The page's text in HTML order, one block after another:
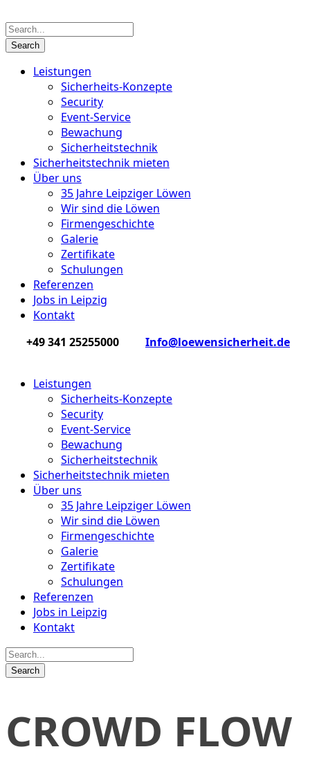
Leistungen
Sicherheits-Konzepte
Security
Event-Service
Bewachung
Sicherheits­technik
Sicherheitstechnik mieten
Über uns
35 Jahre Leipziger Löwen
Wir sind die Löwen
Firmengeschichte
Galerie
Zertifikate
Schulungen
Referenzen
Jobs in Leipzig
Kontakt
+49 341 25255000
Info@loewensicherheit.de
Leistungen
Sicherheits-Konzepte
Security
Event-Service
Bewachung
Sicherheits­technik
Sicherheitstechnik mieten
Über uns
35 Jahre Leipziger Löwen
Wir sind die Löwen
Firmengeschichte
Galerie
Zertifikate
Schulungen
Referenzen
Jobs in Leipzig
Kontakt
CROWD FLOW